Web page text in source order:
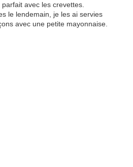
avec les crevettes.
le lendemain, je les ai servies
avec une petite mayonnaise.